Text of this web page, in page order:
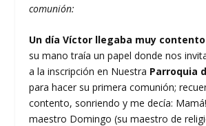
comunión:
Un día Víctor llegaba muy
su mano traía un papel donde nos
a la inscripción en Nuestra Parroquia
para hacer su primera comunión;
contento, sonriendo y me decía:
maestro Domingo (su maestro de